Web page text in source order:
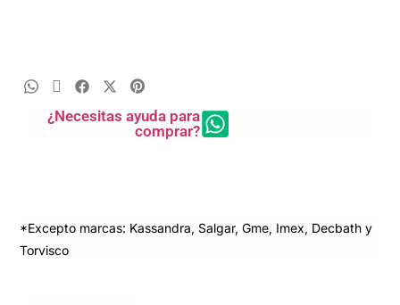
¿Necesitas ayuda para
comprar?
*Excepto marcas: Kassandra, Salgar, Gme, Imex, Decbath y
Torvisco